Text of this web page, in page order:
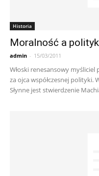
Historia
Moralność a
admin - 15/03/2011
Włoski renesansowy
za ojca współczesnej polityki.
Słynne jest stwierdzenie